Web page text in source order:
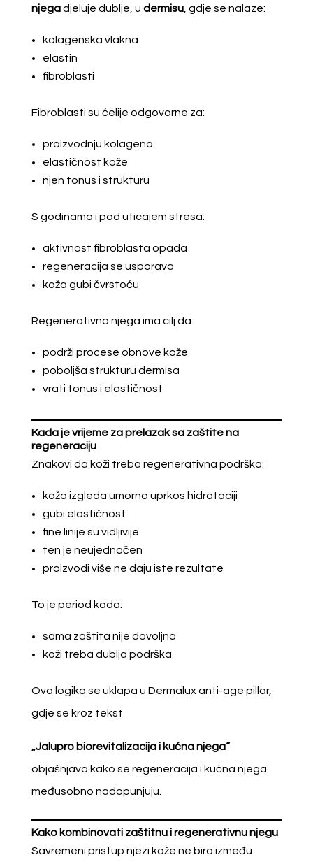
njegadjeluje dublje, u dermisu, gdje se nalaze:
kolagenska vlakna
elastin
fibroblasti
Fibroblasti su ćelije odgovorne za:
proizvodnju kolagena
elastičnost kože
njen tonus i strukturu
S godinama i pod uticajem stresa:
aktivnost fibroblasta opada
regeneracija se usporava
koža gubi čvrstoću
Regenerativna njega ima cilj da:
podrži procese obnove kože
poboljša strukturu dermisa
vrati tonus i elastičnost
Kada je vrijeme za prelazak sa zaštite na
regeneraciju
Znakovi da koži treba regenerativna podrška:
koža izgleda umorno uprkos hidrataciji
gubi elastičnost
fine linije su vidljivije
ten je neujednačen
proizvodi više ne daju iste rezultate
To je period kada:
sama zaštita nije dovoljna
koži treba dublja podrška
Ova logika se uklapa u Dermalux anti-age pillar,
gdje se kroz tekst
„Jalupro biorevitalizacija i kućna njega“
objašnjava kako se regeneracija i kućna njega
međusobno nadopunjuju.
Kako kombinovati zaštitnu i regenerativnu njegu
Savremeni pristup njezi kože ne bira između